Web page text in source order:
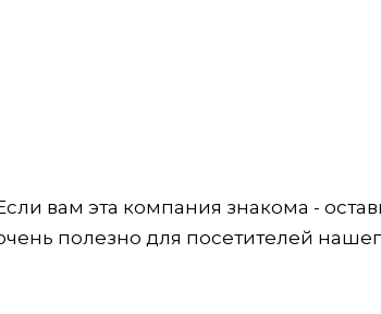
вам эта компания знакома -
полезно для посетителей